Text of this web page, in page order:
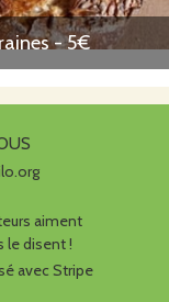
- 5€
aiment
le disent !
avec Stripe